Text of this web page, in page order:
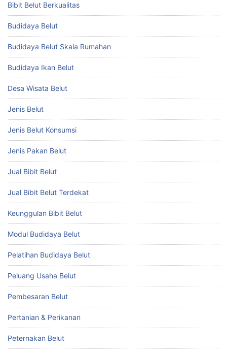
Bibit Belut Berkualitas
Budidaya Belut
Budidaya Belut Skala Rumahan
Budidaya Ikan Belut
Desa Wisata Belut
Jenis Belut
Jenis Belut Konsumsi
Jenis Pakan Belut
Jual Bibit Belut
Jual Bibit Belut Terdekat
Keunggulan Bibit Belut
Modul Budidaya Belut
Pelatihan Budidaya Belut
Peluang Usaha Belut
Pembesaran Belut
Pertanian & Perikanan
Peternakan Belut